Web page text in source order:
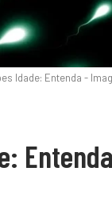
Idade: Entenda -
Entenda